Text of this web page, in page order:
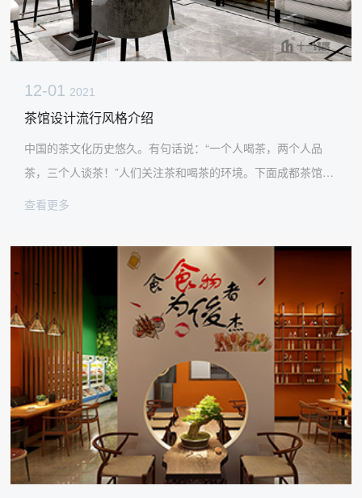
12-01 2021
茶馆设计流行风格介绍
中国的茶文化历史悠久。有句话说：“一个人喝茶，两个人品
茶，三个人谈茶！”人们关注茶和喝茶的环境。下面成都茶馆设
计施工公司分享了几个比较流行的茶馆风格和茶馆装修。有茶
查看更多